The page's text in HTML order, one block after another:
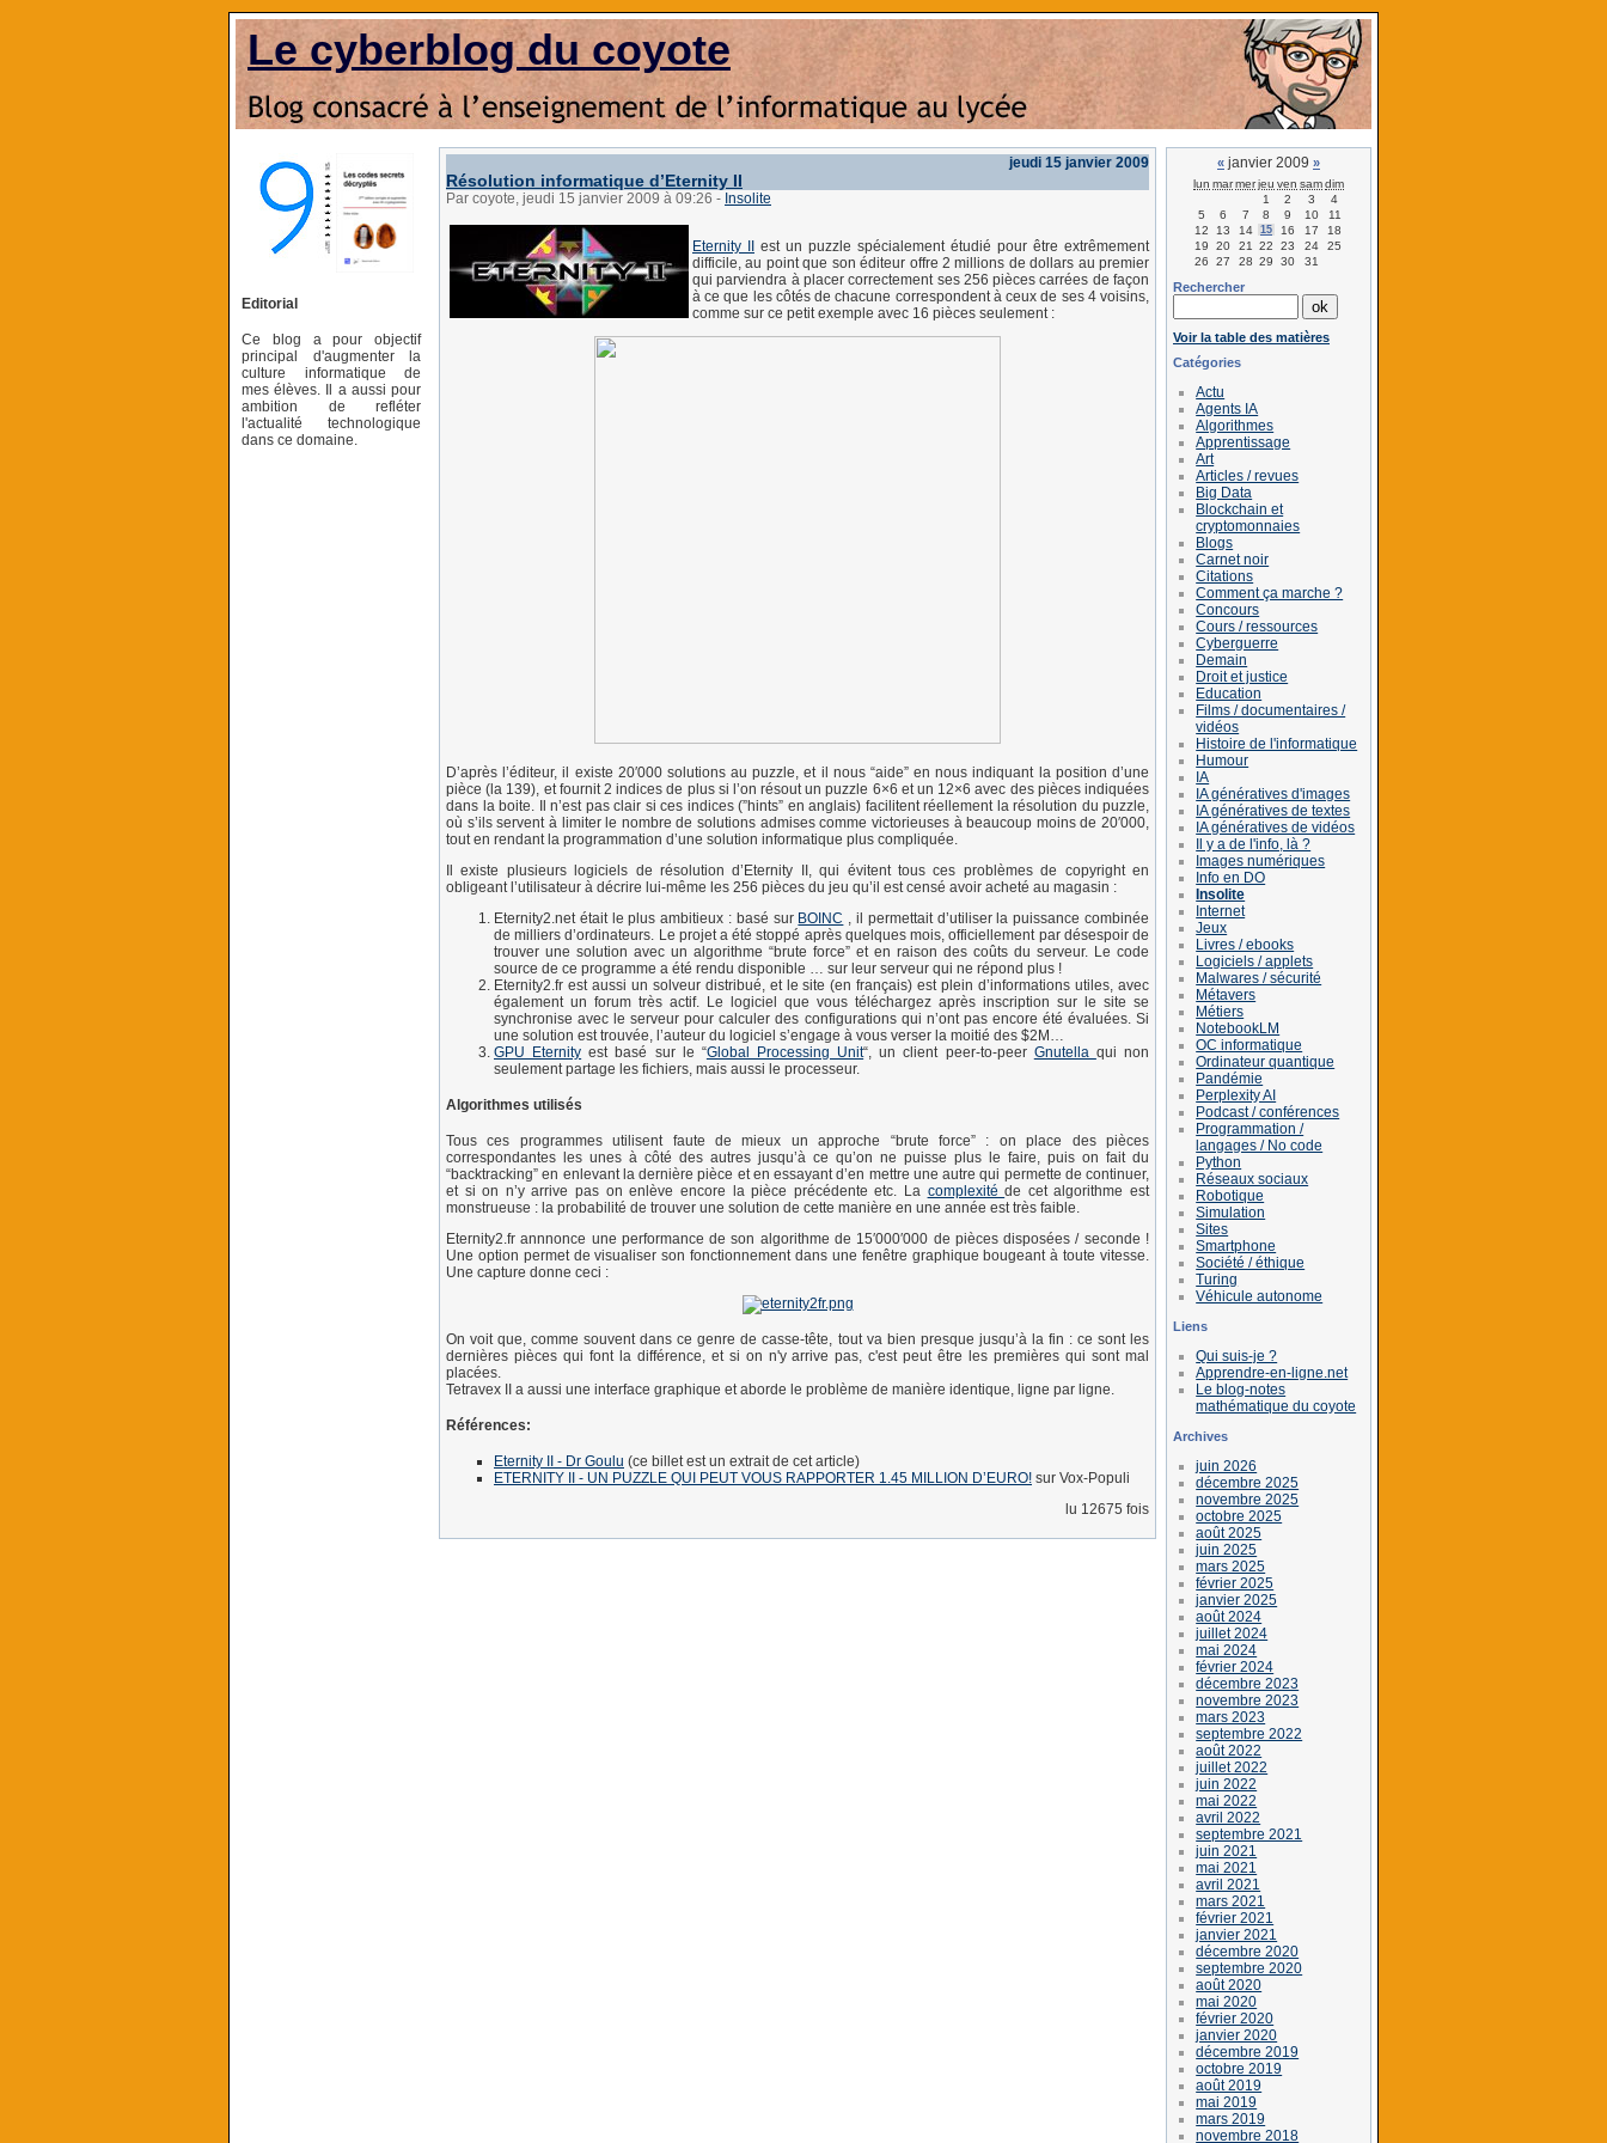
Le cyberblog du coyote
Editorial
Ce blog a pour objectif
principal d'augmenter la
culture informatique de
mes élèves. Il a aussi pour
ambition de refléter
l'actualité technologique
dans ce domaine.
jeudi 15 janvier 2009
Résolution informatique d’Eternity II
Par coyote, jeudi 15 janvier 2009 à 09:26 - Insolite
Eternity II
est un puzzle spécialement étudié pour être extrêmement
difficile, au point que son éditeur offre 2 millions de dollars au premier
qui parviendra à placer correctement ses 256 pièces carrées de façon
à ce que les côtés de chacune correspondent à ceux de ses 4 voisins,
comme sur ce petit exemple avec 16 pièces seulement :
D’après l’éditeur, il existe 20′000 solutions au puzzle, et il nous “aide” en nous indiquant la position d’une
pièce (la 139), et fournit 2 indices de plus si l’on résout un puzzle 6×6 et un 12×6 avec des pièces indiquées
dans la boite. Il n’est pas clair si ces indices (”hints” en anglais) facilitent réellement la résolution du puzzle,
où s’ils servent à limiter le nombre de solutions admises comme victorieuses à beaucoup moins de 20′000,
tout en rendant la programmation d’une solution informatique plus compliquée.
Il existe plusieurs logiciels de résolution d’Eternity II, qui évitent tous ces problèmes de copyright en
obligeant l’utilisateur à décrire lui-même les 256 pièces du jeu qu’il est censé avoir acheté au magasin :
Eternity2.net était le plus ambitieux : basé sur BOINC , il permettait d’utiliser la puissance combinée
de milliers d’ordinateurs. Le projet a été stoppé après quelques mois, officiellement par désespoir de
trouver une solution avec un algorithme “brute force” et en raison des coûts du serveur. Le code
source de ce programme a été rendu disponible … sur leur serveur qui ne répond plus !
Eternity2.fr est aussi un solveur distribué, et le site (en français) est plein d’informations utiles, avec
également un forum très actif. Le logiciel que vous téléchargez après inscription sur le site se
synchronise avec le serveur pour calculer des configurations qui n’ont pas encore été évaluées. Si
une solution est trouvée, l’auteur du logiciel s’engage à vous verser la moitié des $2M…
GPU Eternity est basé sur le “Global Processing Unit“, un client peer-to-peer Gnutella qui non
seulement partage les fichiers, mais aussi le processeur.
Algorithmes utilisés
Tous ces programmes utilisent faute de mieux un approche “brute force” : on place des pièces
correspondantes les unes à côté des autres jusqu’à ce qu’on ne puisse plus le faire, puis on fait du
“backtracking” en enlevant la dernière pièce et en essayant d’en mettre une autre qui permette de continuer,
et si on n’y arrive pas on enlève encore la pièce précédente etc. La complexitéde cet algorithme est
monstrueuse : la probabilité de trouver une solution de cette manière en une année est très faible.
Eternity2.fr annnonce une performance de son algorithme de 15′000′000 de pièces disposées / seconde !
Une option permet de visualiser son fonctionnement dans une fenêtre graphique bougeant à toute vitesse.
Une capture donne ceci :
On voit que, comme souvent dans ce genre de casse-tête, tout va bien presque jusqu’à la fin : ce sont les
dernières pièces qui font la différence, et si on n'y arrive pas, c'est peut être les premières qui sont mal
placées.
Tetravex II a aussi une interface graphique et aborde le problème de manière identique, ligne par ligne.
Références:
Eternity II - Dr Goulu (ce billet est un extrait de cet article)
ETERNITY II - UN PUZZLE QUI PEUT VOUS RAPPORTER 1.45 MILLION D’EURO! sur Vox-Populi
lu 12675 fois
« janvier 2009 »
lun marmerjeu ven samdim
1
2 3
4
5
6 7 8 9 10
11
12
13 14 15 16 17
18
19
20 21 22 23 24
25
26
27 28 29 30 31
Rechercher
Voir la table des matières
Catégories
Actu
Agents IA
Algorithmes
Apprentissage
Art
Articles / revues
Big Data
Blockchain et
cryptomonnaies
Blogs
Carnet noir
Citations
Comment ça marche ?
Concours
Cours / ressources
Cyberguerre
Demain
Droit et justice
Education
Films / documentaires /
vidéos
Histoire de l'informatique
Humour
IA
IA génératives d'images
IA génératives de textes
IA génératives de vidéos
Il y a de l'info, là ?
Images numériques
Info en DO
Insolite
Internet
Jeux
Livres / ebooks
Logiciels / applets
Malwares / sécurité
Métavers
Métiers
NotebookLM
OC informatique
Ordinateur quantique
Pandémie
Perplexity AI
Podcast / conférences
Programmation /
langages / No code
Python
Réseaux sociaux
Robotique
Simulation
Sites
Smartphone
Société / éthique
Turing
Véhicule autonome
Liens
Qui suis-je ?
Apprendre-en-ligne.net
Le blog-notes
mathématique du coyote
Archives
juin 2026
décembre 2025
novembre 2025
octobre 2025
août 2025
juin 2025
mars 2025
février 2025
janvier 2025
août 2024
juillet 2024
mai 2024
février 2024
décembre 2023
novembre 2023
mars 2023
septembre 2022
août 2022
juillet 2022
juin 2022
mai 2022
avril 2022
septembre 2021
juin 2021
mai 2021
avril 2021
mars 2021
février 2021
janvier 2021
décembre 2020
septembre 2020
août 2020
mai 2020
février 2020
janvier 2020
décembre 2019
octobre 2019
août 2019
mai 2019
mars 2019
novembre 2018